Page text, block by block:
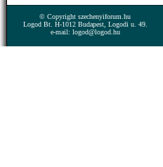
© Copyright szechenyiforum.hu
Logod Bt. H-1012 Budapest, Logodi u. 49.
e-mail: logod@logod.hu